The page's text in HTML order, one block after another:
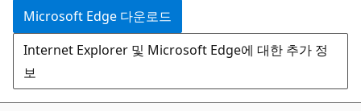
건
너
뛰
기
Microsoft Edge 다운로드
Internet Explorer 및 Microsoft Edge에 대한 추가 정
보